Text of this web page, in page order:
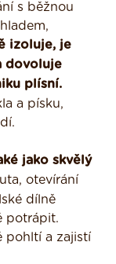
s běžnou
izoluje, je
dovoluje
plísní.
a písku,
jako skvělý
otevírání
dílně
potrápit.
pohltí a zajistí